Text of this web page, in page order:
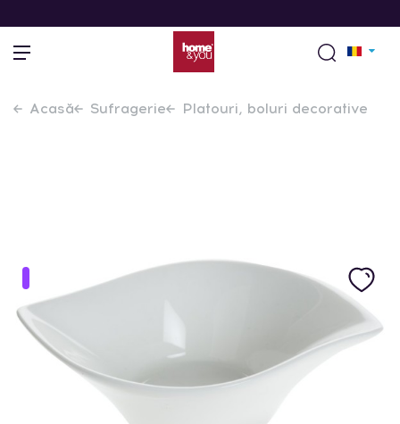
Acasă Sufragerie Platouri, boluri decorative